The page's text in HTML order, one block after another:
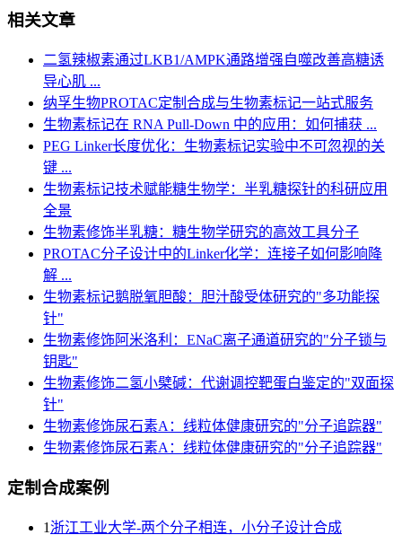
相关文章
二氢辣椒素通过LKB1/AMPK通路增强自噬改善高糖诱
导心肌 ...
纳孚生物PROTAC定制合成与生物素标记一站式服务
生物素标记在 RNA Pull-Down 中的应用：如何捕获 ...
PEG Linker长度优化：生物素标记实验中不可忽视的关
键 ...
生物素标记技术赋能糖生物学：半乳糖探针的科研应用
全景
生物素修饰半乳糖：糖生物学研究的高效工具分子
PROTAC分子设计中的Linker化学：连接子如何影响降
解 ...
生物素标记鹅脱氧胆酸：胆汁酸受体研究的"多功能探
针"
生物素修饰阿米洛利：ENaC离子通道研究的"分子锁与
钥匙"
生物素修饰二氢小檗碱：代谢调控靶蛋白鉴定的"双面探
针"
生物素修饰尿石素A：线粒体健康研究的"分子追踪器"
生物素修饰尿石素A：线粒体健康研究的"分子追踪器"
定制合成案例
1 浙江工业大学-两个分子相连，小分子设计合成